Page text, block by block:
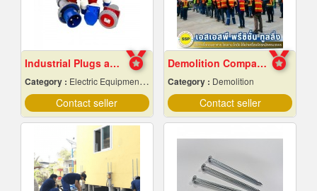
Industrial Plugs and Sockets in Pattaya, Chonburi
Category : Electric Equipment & Supplies-Wholesale & Manufacturers
Contact seller
Demolition Company Samut Prakan
Category : Demolition
Contact seller